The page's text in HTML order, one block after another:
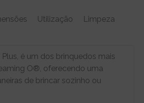
Utilização
Limpeza
é um dos brinquedos mais
O®, oferecendo uma
de brincar sozinho ou